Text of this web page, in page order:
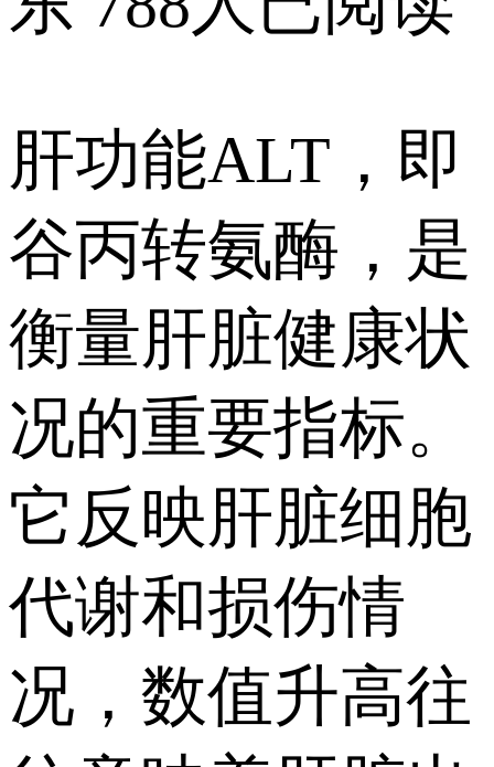
肝功能ALT，即
谷丙转氨酶，是
衡量肝脏健康状
况的重要指标。
它反映肝脏细胞
代谢和损伤情
况，数值升高往